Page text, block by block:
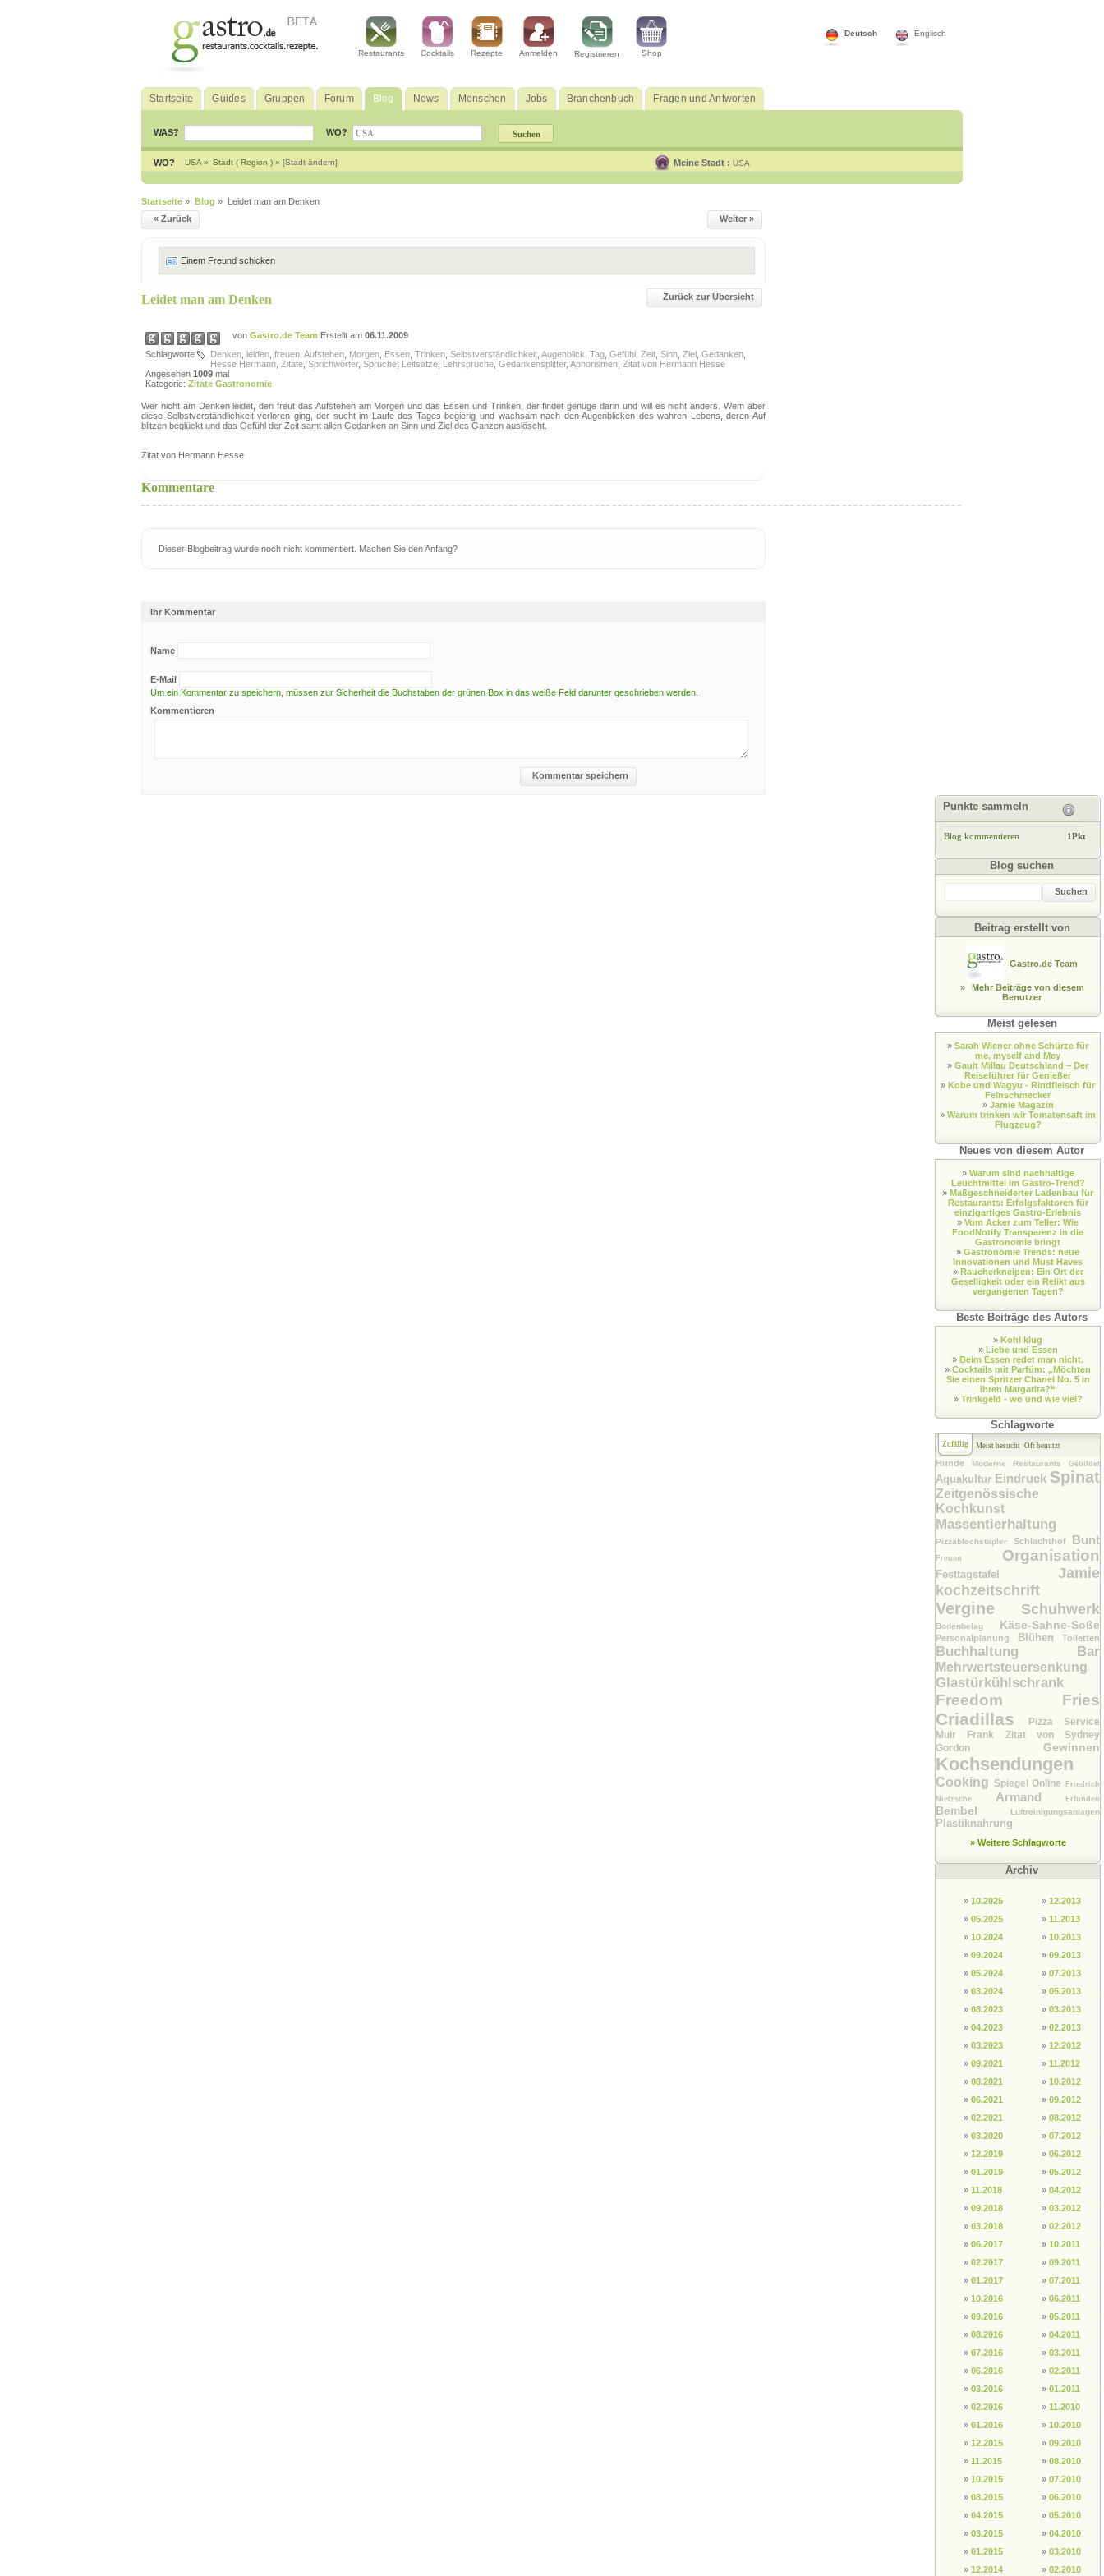
Englisch
Deutsch
Restaurants Cocktails Rezepte Anmelden Registrieren Shop
Startseite Guides Gruppen Forum Blog News Menschen Jobs Branchenbuch Fragen und Antworten
WAS? WO?
WO? USA » Stadt ( Region ) » [Stadt ändern] Meine Stadt : USA
Startseite » Blog » Leidet man am Denken
« Zurück
Weiter »
Einem Freund schicken
Leidet man am Denken Zurück zur Übersicht
von Gastro.de Team Erstellt am 06.11.2009
Schlagworte
Denken leiden freuen Aufstehen Morgen Essen Trinken Selbstverständlichkeit Augenblick Tag Gefühl Zeit Sinn Ziel Gedanken
Hesse Hermann Zitate Sprichwörter, Sprüche Leitsätze Lehrsprüche Gedankensplitter, Aphorismen Zitat von Hermann Hesse
Angesehen 1009 mal
Kategorie: Zitate Gastronomie
Wer nicht am Denken leidet, den freut das Aufstehen am Morgen und das Essen und Trinken, der findet genüge darin und will es nicht anders. Wem aber
diese Selbstverständlichkeit verloren ging, der sucht im Laufe des Tages begierig und wachsam nach den Augenblicken des wahren Lebens, deren Auf
blitzen beglückt und das Gefühl der Zeit samt allen Gedanken an Sinn und Ziel des Ganzen auslöscht.
Zitat von Hermann Hesse
Kommentare
Dieser Blogbeitrag wurde noch nicht kommentiert. Machen Sie den Anfang?
Ihr Kommentar
Name
E-Mail
Um ein Kommentar zu speichern, müssen zur Sicherheit die Buchstaben der grünen Box in das weiße Feld darunter geschrieben werden.
Kommentieren
Kommentar speichern
Punkte sammeln
Blog kommentieren 1Pkt
Blog suchen
Suchen
Beitrag erstellt von
Gastro.de Team
»
Mehr Beiträge von diesem
Benutzer
Meist gelesen
» Sarah Wiener ohne Schürze für
me, myself and Mey
» Gault Millau Deutschland – Der
Reiseführer für Genießer
» Kobe und Wagyu - Rindfleisch für
Feinschmecker
» Jamie Magazin
» Warum trinken wir Tomatensaft im
Flugzeug?
Neues von diesem Autor
» Warum sind nachhaltige
Leuchtmittel im Gastro-Trend?
» Maßgeschneiderter Ladenbau für
Restaurants: Erfolgsfaktoren für
einzigartiges Gastro-Erlebnis
» Vom Acker zum Teller: Wie
FoodNotify Transparenz in die
Gastronomie bringt
» Gastronomie Trends: neue
Innovationen und Must Haves
» Raucherkneipen: Ein Ort der
Geselligkeit oder ein Relikt aus
vergangenen Tagen?
Beste Beiträge des Autors
» Kohl klug
» Liebe und Essen
» Beim Essen redet man nicht.
» Cocktails mit Parfüm: „Möchten
Sie einen Spritzer Chanel No. 5 in
ihren Margarita?“
» Trinkgeld - wo und wie viel?
Schlagworte
Zufällig Meist besucht Oft benutzt
Hunde Moderne RestaurantsGebildet
Aquakultur Eindruck Spinat
Zeitgenössische
Kochkunst
Massentierhaltung
Pizzablechstapler Schlachthof Bunt
Freuen Organisation
Festtagstafel Jamie
kochzeitschrift
Vergine Schuhwerk
Bodenbelag Käse-Sahne-Soße
Personalplanung Blühen Toiletten
Buchhaltung Bar
Mehrwertsteuersenkung
Glastürkühlschrank
Freedom Fries
Criadillas
Pizza Service
Muir Frank Zitat von Sydney
Gordon Gewinnen
Kochsendungen
Cooking Spiegel OnlineFriedrich
Nietzsche
Armand Erfunden
Bembel Luftreinigungsanlagen
Plastiknahrung
» Weitere Schlagworte
Archiv
» 10.2025
» 05.2025
» 10.2024
» 09.2024
» 05.2024
» 03.2024
» 08.2023
» 04.2023
» 03.2023
» 09.2021
» 08.2021
» 06.2021
» 02.2021
» 03.2020
» 12.2019
» 01.2019
» 11.2018
» 09.2018
» 03.2018
» 06.2017
» 02.2017
» 01.2017
» 10.2016
» 09.2016
» 08.2016
» 07.2016
» 06.2016
» 03.2016
» 02.2016
» 01.2016
» 12.2015
» 11.2015
» 10.2015
» 08.2015
» 04.2015
» 03.2015
» 01.2015
» 12.2014
» 12.2013
» 11.2013
» 10.2013
» 09.2013
» 07.2013
» 05.2013
» 03.2013
» 02.2013
» 12.2012
» 11.2012
» 10.2012
» 09.2012
» 08.2012
» 07.2012
» 06.2012
» 05.2012
» 04.2012
» 03.2012
» 02.2012
» 10.2011
» 09.2011
» 07.2011
» 06.2011
» 05.2011
» 04.2011
» 03.2011
» 02.2011
» 01.2011
» 11.2010
» 10.2010
» 09.2010
» 08.2010
» 07.2010
» 06.2010
» 05.2010
» 04.2010
» 03.2010
» 02.2010